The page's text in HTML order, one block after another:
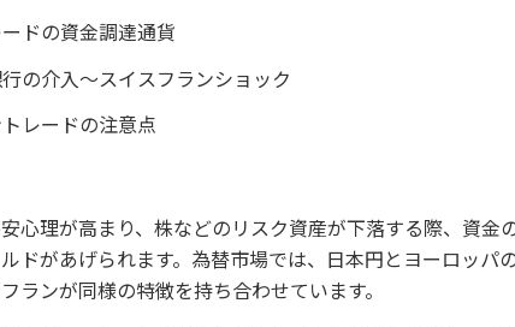
ドの資金調達通貨
の介入～スイスフランショック
レードの注意点
心理が高まり、株などのリスク資産が下落する際、資金
ドがあげられます。為替市場では、日本円とヨーロッパ
ランが同様の特徴を持ち合わせています。